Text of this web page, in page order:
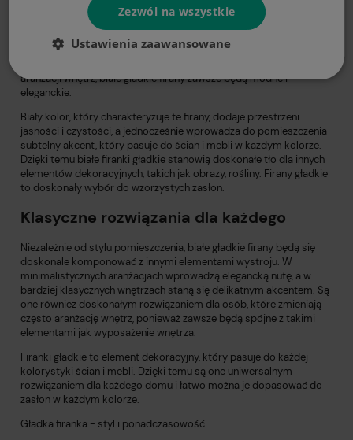
Białe gładkie firany to klasyka wśród elementów dekoracyjnych.
Pasują one do każdego stylu i pomieszczenia, dzięki czemu są
uniwersalnym rozwiązaniem dla każdego domu. Ich ponadczasowy
aranżacji wnętrz, białe gładkie firany zawsze będą modne i
eleganckie.
Biały kolor, który charakteryzuje te firany, dodaje przestrzeni
jasności i czystości, a jednocześnie wprowadza do pomieszczenia
subtelny akcent, który pasuje do ścian i mebli w każdym kolorze.
Dzięki temu białe firanki gładkie stanowią doskonałe tło dla innych
elementów dekoracyjnych, takich jak obrazy, rośliny. Firany gładkie
to doskonały wybór do wzorzystych zasłon.
Klasyczne rozwiązania dla każdego
Niezależnie od stylu pomieszczenia, białe gładkie firany będą się
doskonale komponować z innymi elementami wystroju. W
minimalistycznych aranżacjach wprowadzą elegancką nutę, a w
bardziej klasycznych wnętrzach staną się delikatnym akcentem. Są
one również doskonałym rozwiązaniem dla osób, które zmieniają
często aranżację wnętrz, ponieważ zawsze będą spójne z takimi
elementami jak wyposażenie wnętrza.
Firanki gładkie to element dekoracyjny, który pasuje do każdej
kolorystyki ścian i mebli. Dzięki temu są one uniwersalnym
rozwiązaniem dla każdego domu i łatwo można je dopasować do
zasłon w każdym kolorze.
Gładka firanka - styl i ponadczasowość
Zezwól na wszystkie
Ustawienia zaawansowane